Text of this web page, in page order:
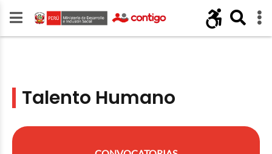
Talento Humano